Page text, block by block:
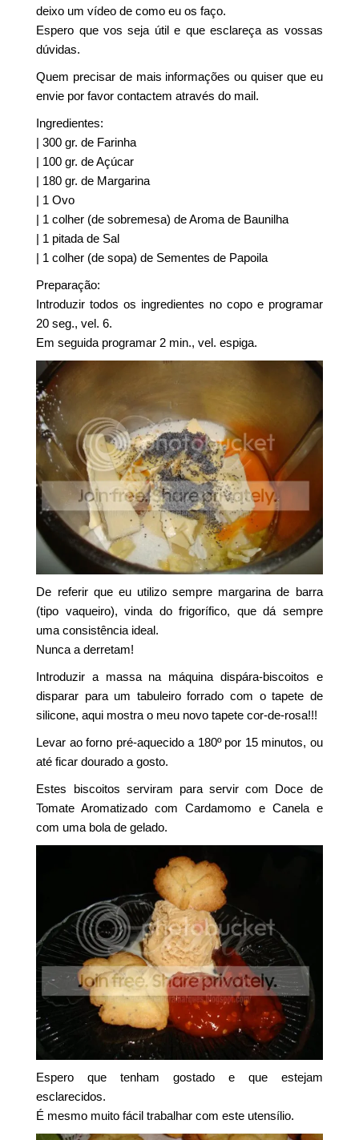
deixo um vídeo de como eu os faço.
Espero que vos seja útil e que esclareça as vossas
dúvidas.
Quem precisar de mais informações ou quiser que eu
envie por favor contactem através do mail.
Ingredientes:
| 300 gr. de Farinha
| 100 gr. de Açúcar
| 180 gr. de Margarina
| 1 Ovo
| 1 colher (de sobremesa) de Aroma de Baunilha
| 1 pitada de Sal
| 1 colher (de sopa) de Sementes de Papoila
Preparação:
Introduzir todos os ingredientes no copo e programar
20 seg., vel. 6.
Em seguida programar 2 min., vel. espiga.
De referir que eu utilizo sempre margarina de barra
(tipo vaqueiro), vinda do frigorífico, que dá sempre
uma consistência ideal.
Nunca a derretam!
Introduzir a massa na máquina dispára-biscoitos e
disparar para um tabuleiro forrado com o tapete de
silicone, aqui mostra o meu novo tapete cor-de-rosa!!!
Levar ao forno pré-aquecido a 180º por 15 minutos, ou
até ficar dourado a gosto.
Estes biscoitos serviram para servir com Doce de
Tomate Aromatizado com Cardamomo e Canela e
com uma bola de gelado.
Espero que tenham gostado e que estejam
esclarecidos.
É mesmo muito fácil trabalhar com este utensílio.